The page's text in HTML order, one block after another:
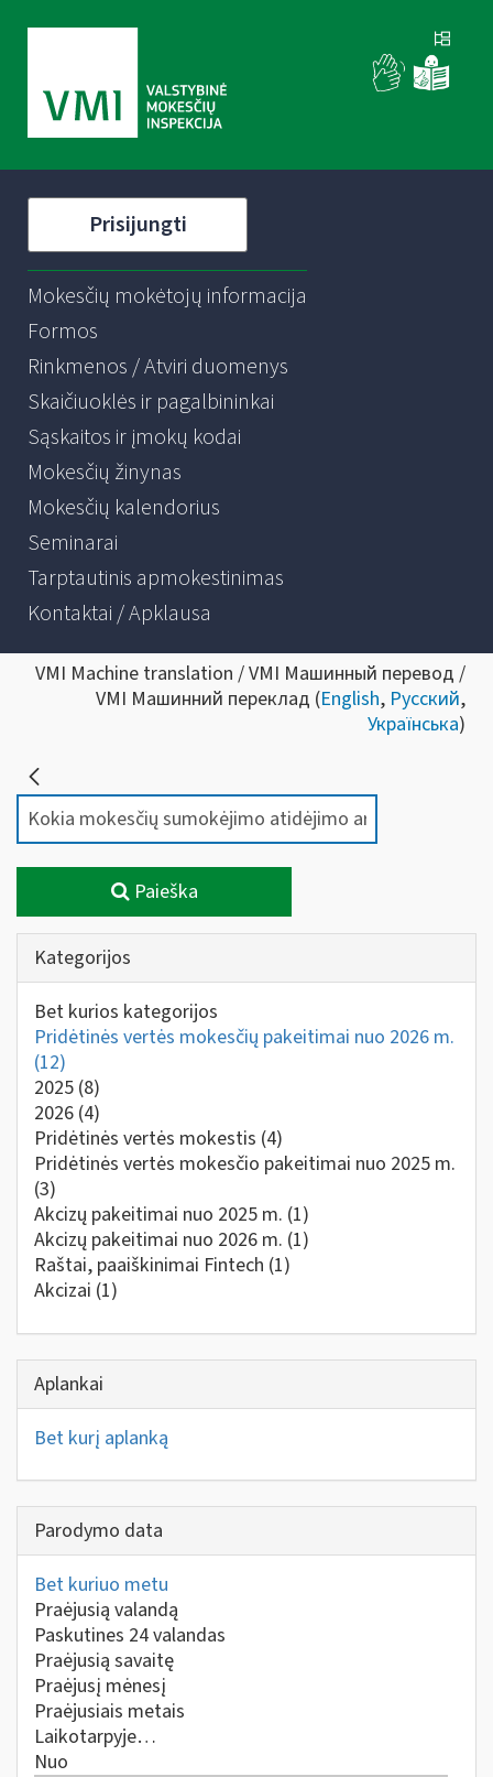
Prisijungti
Mokesčių mokėtojų informacija
Formos
Rinkmenos / Atviri duomenys
Skaičiuoklės ir pagalbininkai
Sąskaitos ir įmokų kodai
Mokesčių žinynas
Mokesčių kalendorius
Seminarai
Tarptautinis apmokestinimas
Kontaktai / Apklausa
VMI Machine translation / VMI Машинный перевод /
VMI Машинний переклад (English, Русский,
Українська)
Paieška
Kategorijos
Bet kurios kategorijos
Pridėtinės vertės mokesčių pakeitimai nuo 2026 m.
(12)
2025 (8)
2026 (4)
Pridėtinės vertės mokestis (4)
Pridėtinės vertės mokesčio pakeitimai nuo 2025 m.
(3)
Akcizų pakeitimai nuo 2025 m. (1)
Akcizų pakeitimai nuo 2026 m. (1)
Raštai, paaiškinimai Fintech (1)
Akcizai (1)
Aplankai
Bet kurį aplanką
Parodymo data
Bet kuriuo metu
Praėjusią valandą
Paskutines 24 valandas
Praėjusią savaitę
Praėjusį mėnesį
Praėjusiais metais
Laikotarpyje…
Nuo